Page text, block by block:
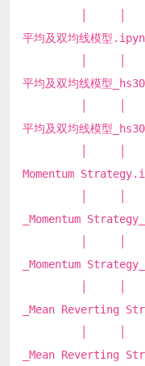
│ │ │
平均及双均线模型
│ │ │
平均及双均线模型
│ │ │
平均及双均线模型
│ │ │
Momentum
│ │ │
_Momentum
│ │ │
_Momentum
│ │ │
_Mean Reverting
│ │ │
_Mean Reverting